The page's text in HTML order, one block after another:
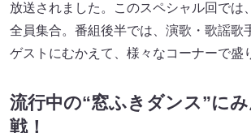
放送されました。このスペシャル回では
全員集合。番組後半では、演歌・歌謡歌
ゲストにむかえて、様々なコーナーで盛
流⾏中の“窓ふきダンス”に
戦！